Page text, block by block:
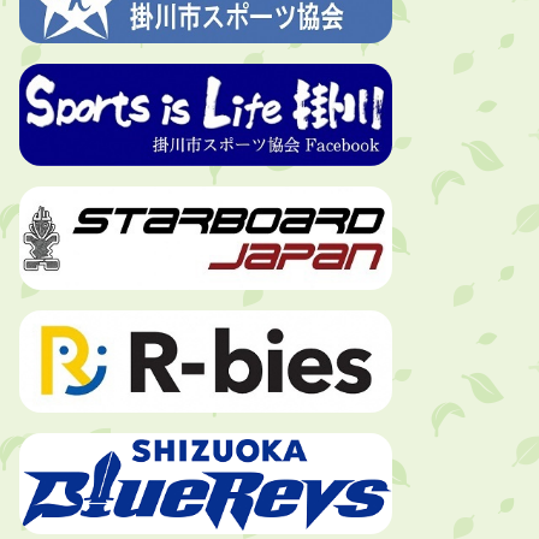
就職・転職相談会のご案内
2026年8月6日
「お茶を知る・体験する講座」を開
催します
2026年8月5日
ジュビロ磐田（情報提供・お知ら
せ）
2026年8月5日
掛川市広告入り窓口封筒無償提供者
募集
2026年8月4日
【日本DX大賞2026】ポスターセッ
ション最優秀賞を受賞しました！
2026年8月4日
市民の勇気ある応急手当に感謝状を
贈呈しました